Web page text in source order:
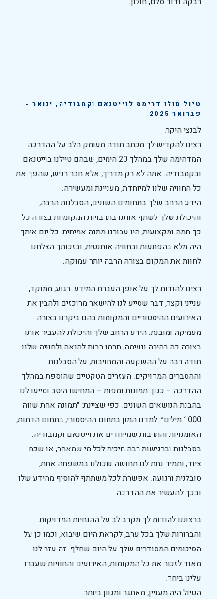
טיול סולו דרימס לוייטנאם וקמבודיה, ינואר -
פברואר 2025
לבנצי היקר,
רצינו להקדיש לך מכתב תודה מעומק הלב על ההדרכה
המדהימה שלך במהלך 20 הימים, שבהם טיילנו בוייטנאם
ובקמבודיה. אתה לא רק מדריך, אלא חבר רגיש, שהפך את
כל החוויה שלנו למיוחדת, מעניינת ומעשירה.
הידע הרחב שלך בתחומים השונים, הסבלנות הרבה,
והיכולת שלך לשתף אותנו בתרבויות המקומיות בצורה כל
כך חמה ומקצועית, היו עבורנו מתנה אמיתית. כל יום איתך
היה מלא בהפתעות ובחוויה אותנטית, ובזכותך הצלחנו
לחוות את המקום בצורה הרבה יותר עמוקה.
רצינו להודות לך על אופן העברת המידע: רגוע, ממוקד,
ענייני וקצר, דבר שסייע לנו להישאר מרוכזים ולהבין את
האירועים ההיסטוריים והמקומות בהם ביקרנו בצורה
מעמיקה ומובנת. הידע הרחב שלך והיכולת להעביר אותו
בצורה כה בהירה ונעימה, תרמו רבות להנאה ולחוויה שלנו.
תודה רבה על ההשקעה והמחויבות, על הסבלנות
וההסברים המדויקים. העזרים הטקטיים שהוספת במהלך
ההדרכה – כגון: תמונות ומפות – המחישו היטב וסייעו לנו
בהבנת הנושאים השונים. כפי שציינת: ״תמונה אחת שווה
1000 מילים״. למדנו המון בתחום ההיסטורי, בתחום הדתות,
האומנויות והתרבות שמייחדים את וייטנאם וקמבודיה.
בסבלנות וברגישות רבה חיכית לכל מי שמאחר, או שכח
ציוד, ותמיד נתת לנו תחושה שכולנו במשפחה אחת,
סובלנית ורגועה. אפשרת לכל משתתף להוסיף מהידע שלו
ובכך להעשיר את ההדרכה.
ברצוננו להודות לך מקרב לב על ההנחיות המדויקות
והברורות שלך בכל ערב, לקראת היום שיבוא, וכמו כן על
הסיכומים המסודרים שלך על היום שחלף. זה עזר לנו
מאוד לזכור את כל המקומות, האירועים והחוויות שעברו
עלינו ביחד.
הטיול היה מעניין, מאתגר ומגוון ביותר.